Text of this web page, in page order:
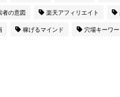
者の意図 楽天アフィリエイト
稼げるマインド 穴場キーワー